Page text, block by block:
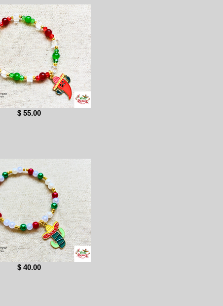
$ 55.00
$ 40.00